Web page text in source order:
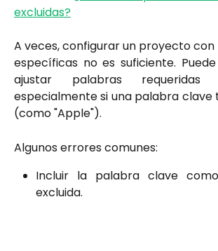
excluidas?
A veces, configurar un proyecto
específicas no es suficiente.
ajustar palabras requeridas
especialmente si una palabra clave
(como "Apple").
Algunos errores comunes:
Incluir la palabra clave
excluida.